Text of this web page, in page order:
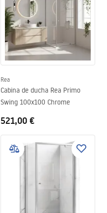
Rea
Cabina de ducha Rea Primo
Swing 100x100 Chrome
521,00 €